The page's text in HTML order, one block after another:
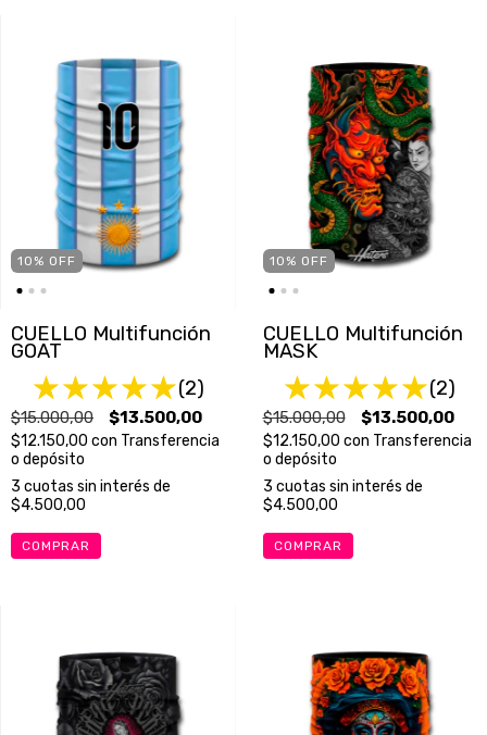
10 % OFF
CUELLO Multifunción
GOAT
(2)
$15.000,00 $13.500,00
$12.150,00 con Transferencia
o depósito
3 cuotas sin interés de
$4.500,00
10 % OFF
CUELLO Multifunción
MASK
(2)
$15.000,00 $13.500,00
$12.150,00 con Transferencia
o depósito
3 cuotas sin interés de
$4.500,00